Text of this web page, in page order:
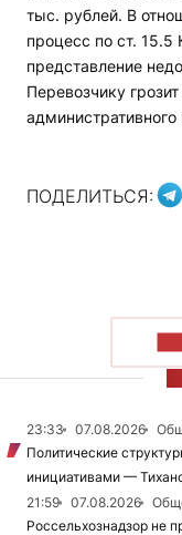
тыс. рублей. В
процесс по ст.
представление
Перевозчику
ПОДЕЛИТЬСЯ:
23:33 07.08.2026
Политические
инициативами —
21:59
07.08.2026
Россельхознадзор не